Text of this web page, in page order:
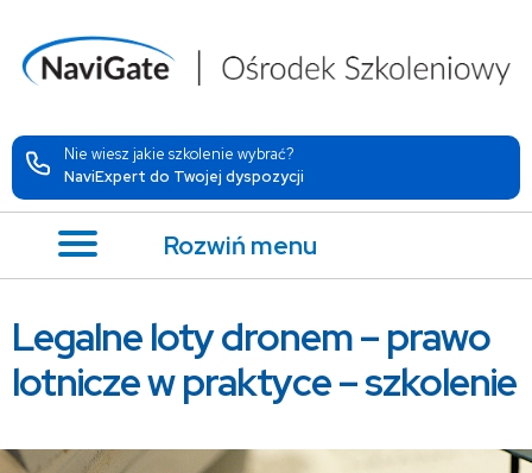
Nie wiesz jakie szkolenie wybrać?
NaviExpert do Twojej dyspozycji
Rozwiń menu
Legalne loty dronem – prawo
lotnicze w praktyce – szkolenie